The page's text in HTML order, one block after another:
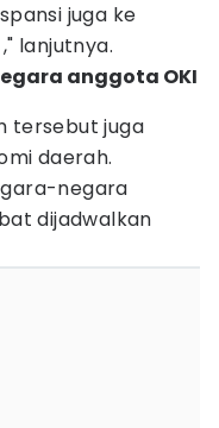
juga ke
lanjutnya.
anggota OKI
tersebut juga
daerah.
negara
dijadwalkan